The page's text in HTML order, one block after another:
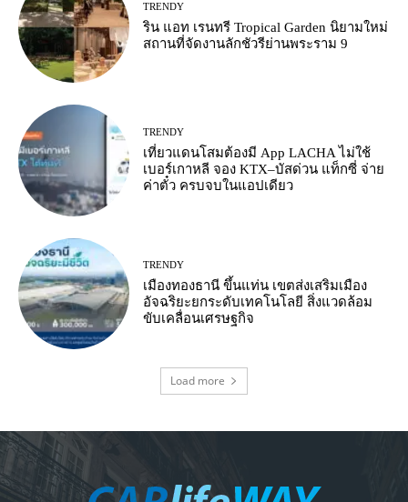
TRENDY
ริน แอท เรนทรี Tropical Garden นิยามใหม่
สถานที่จัดงานลักชัวรีย่านพระราม 9
TRENDY
เที่ยวแดนโสมต้องมี App LACHA ไม่ใช้
เบอร์เกาหลี จอง KTX–บัสด่วน แท็กซี่ จ่าย
ค่าตั๋ว ครบจบในแอปเดียว
TRENDY
เมืองทองธานี ขึ้นแท่น เขตส่งเสริมเมือง
อัจฉริยะยกระดับเทคโนโลยี สิ่งแวดล้อม
ขับเคลื่อนเศรษฐกิจ
Load more